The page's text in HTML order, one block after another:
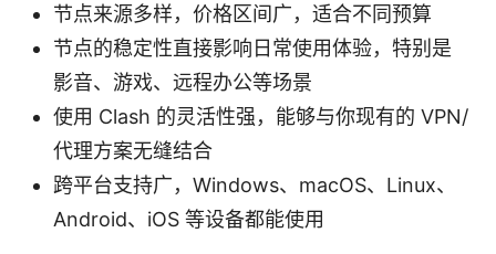
节点来源多样，价格区间广，适合不同预算
节点的稳定性直接影响日常使用体验，特别是
影音、游戏、远程办公等场景
使用 Clash 的灵活性强，能够与你现有的 VPN/
代理方案无缝结合
跨平台支持广，Windows、macOS、Linux、
Android、iOS 等设备都能使用